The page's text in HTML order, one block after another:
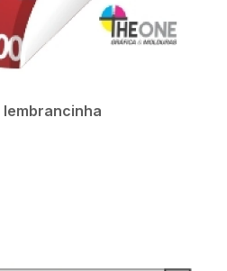
lembrancinha